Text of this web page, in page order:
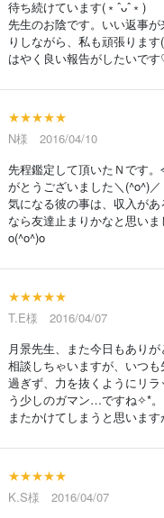
待ち続けています(﹡ˆᴗˆ﹡)
先生のお陰です。いい返事
はやく良い報告がしたいで
★★★★★
N様 2016/04/10
先程鑑定して頂いたＮです
がとうございました＼(^o^)／
気になる彼の事は、収入が
なら友達止まりかなと思い
o(^o^)o
★★★★★
T.E様 2016/04/07
月景先生、また今日もあり
相談しちゃいますが、いつ
過ぎず、力を抜くようにリ
う少しのガマン…ですね✧*。
またかけてしまうと思いま
★★★★★
K.S様 2016/04/07